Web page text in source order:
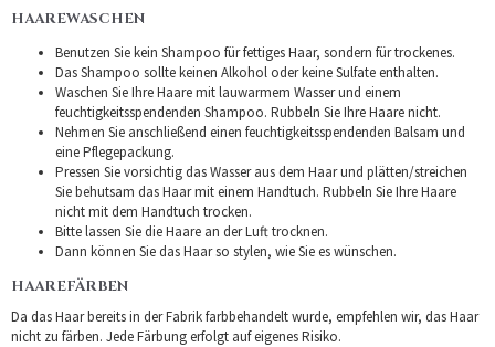
HAAREWASCHEN
Benutzen Sie kein Shampoo für fettiges Haar, sondern für trockenes.
Das Shampoo sollte keinen Alkohol oder keine Sulfate enthalten.
Waschen Sie Ihre Haare mit lauwarmem Wasser und einem
feuchtigkeitsspendenden Shampoo. Rubbeln Sie Ihre Haare nicht.
Nehmen Sie anschließend einen feuchtigkeitsspendenden Balsam und
eine Pflegepackung.
Pressen Sie vorsichtig das Wasser aus dem Haar und plätten/streichen
Sie behutsam das Haar mit einem Handtuch. Rubbeln Sie Ihre Haare
nicht mit dem Handtuch trocken.
Bitte lassen Sie die Haare an der Luft trocknen.
Dann können Sie das Haar so stylen, wie Sie es wünschen.
HAAREFÄRBEN
Da das Haar bereits in der Fabrik farbbehandelt wurde, empfehlen wir, das Haar
nicht zu färben. Jede Färbung erfolgt auf eigenes Risiko.